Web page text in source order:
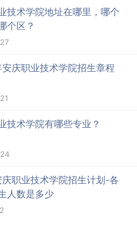
技术学院地址在哪里，哪个
个区？
庆职业技术学院招生章程
技术学院有哪些专业？
职业技术学院招生计划-各
人数是多少